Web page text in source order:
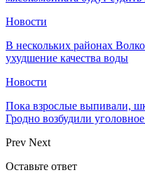
Новости
В нескольких районах
ухудшение качества воды
Новости
Пока взрослые выпивали,
Гродно возбудили
Prev Next
Оставьте ответ